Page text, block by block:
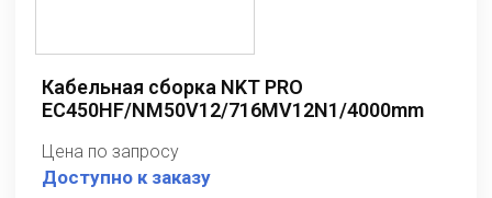
Кабельная сборка NKT PRO
EC450HF/NM50V12/716MV12N1/4000mm
Цена по запросу
Доступно к заказу